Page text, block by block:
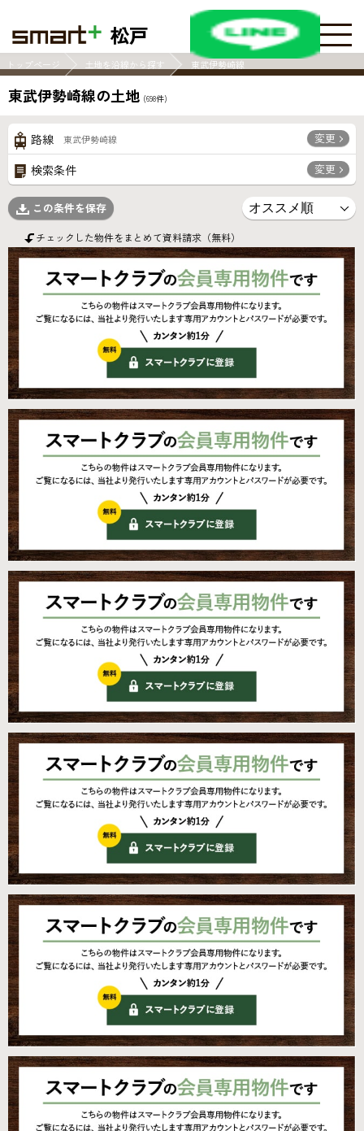
松戸
トップページ 土地を沿線から探す 東武伊勢崎線
東武伊勢崎線の土地 (698件)
路線 東武伊勢崎線 変更
検索条件 変更
この条件を保存
チェックした物件をまとめて資料請求（無料）